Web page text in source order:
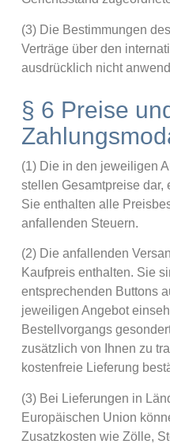
(3) Die Bestimmungen
Verträge über den
ausdrücklich nicht
§ 6 Preise
(1) Die in den jeweiligen
stellen Gesamtpreise dar,
Sie enthalten alle
anfallenden Steuern.
(2) Die anfallenden
Kaufpreis enthalten. Sie
entsprechenden Buttons
jeweiligen Angebot
Bestellvorgangs
zusätzlich von Ihnen zu
kostenfreie Lieferung
(3) Bei Lieferungen in
Europäischen Union
Zusatzkosten wie Zölle,